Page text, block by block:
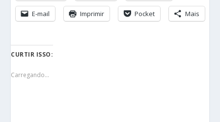
E-mail Imprimir Pocket Mais
CURTIR ISSO:
Carregando...